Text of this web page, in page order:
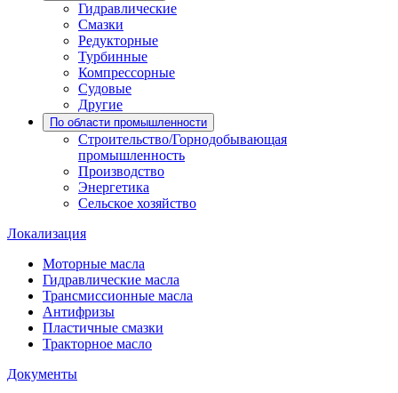
Гидравлические
Cмазки
Редукторные
Турбинные
Компрессорные
Судовые
Другие
По области промышленности
Строительство/Горнодобывающая
промышленность
Производство
Энергетика
Сельское хозяйство
Локализация
Моторные масла
Гидравлические масла
Трансмиссионные масла
Антифризы
Пластичные смазки
Тракторное масло
Документы